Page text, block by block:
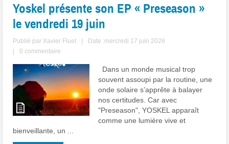
Yoskel présente son EP « Preseason »
le vendredi 19 juin
Publié par Xavier Fluet
Date :mercredi 17 juin 2026
0 commentaire
Dans un monde musical trop
souvent assoupi par la routine, une
onde solaire s’apprête à balayer
nos certitudes. Car avec
"Preseason", YOSKEL apparaît
comme une lumière vive et
bienveillante, un ...